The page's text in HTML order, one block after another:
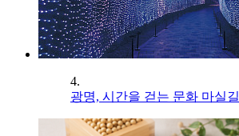
4.
광명, 시간을 걷는 문화 마실길